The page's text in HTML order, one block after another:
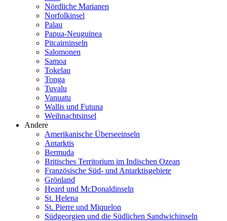
Nördliche Marianen
Norfolkinsel
Palau
Papua-Neuguinea
Pitcairninseln
Salomonen
Samoa
Tokelau
Tonga
Tuvalu
Vanuatu
Wallis und Futuna
Weihnachtsinsel
Andere
Amerikanische Überseeinseln
Antarktis
Bermuda
Britisches Territorium im Indischen Ozean
Französische Süd- und Antarktisgebiete
Grönland
Heard und McDonaldinseln
St. Helena
St. Pierre und Miquelon
Südgeorgien und die Südlichen Sandwichinseln